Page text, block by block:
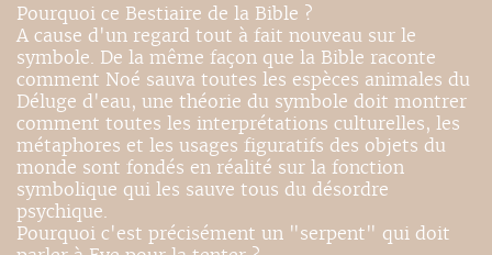
Pourquoi ce Bestiaire de la Bible ?
A cause d'un regard tout à fait nouveau sur le
symbole. De la même façon que la Bible raconte
comment Noé sauva toutes les espèces animales du
Déluge d'eau, une théorie du symbole doit montrer
comment toutes les interprétations culturelles, les
métaphores et les usages figuratifs des objets du
monde sont fondés en réalité sur la fonction
symbolique qui les sauve tous du désordre
psychique.
Pourquoi c'est précisément un "serpent" qui doit